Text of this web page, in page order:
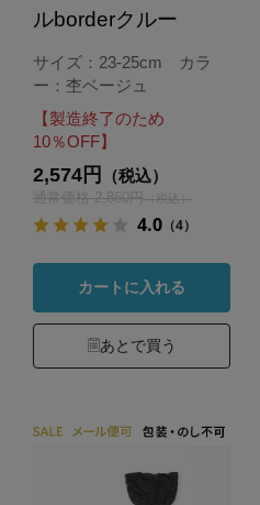
ルborderクルー
サイズ：23-25cm カラ
ー：杢ベージュ
【製造終了のため
10％OFF】
2,574円 （税込）
通常価格 2,860円 （税込）
4.0（4）
カートに入れる
あとで買う